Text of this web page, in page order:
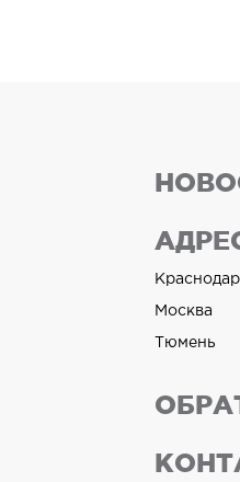
Краснодар
Москва
Тюмень